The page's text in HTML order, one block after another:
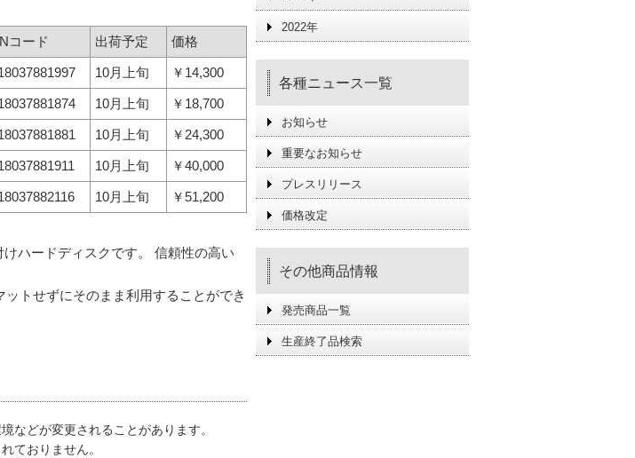
コード 出荷予定 価格
10月上旬 ￥14,300
10月上旬 ￥18,700
10月上旬 ￥24,300
10月上旬 ￥40,000
10月上旬 ￥51,200
ハードディスクです。 信頼性の高い
トせずにそのまま利用することができ
などが変更されることがあります。
ておりません。
2022年
各種ニュース一覧
お知らせ
重要なお知らせ
プレスリリース
価格改定
その他商品情報
発売商品一覧
生産終了品検索